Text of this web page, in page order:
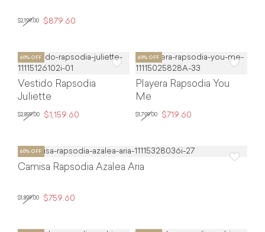
$2,199.00 $879.60
Vestido Rapsodia
Juliette
$2,899.00 $1,159.60
Playera Rapsodia You
Me
$1,799.00 $719.60
Camisa Rapsodia Azalea Aria
$1,899.00 $759.60